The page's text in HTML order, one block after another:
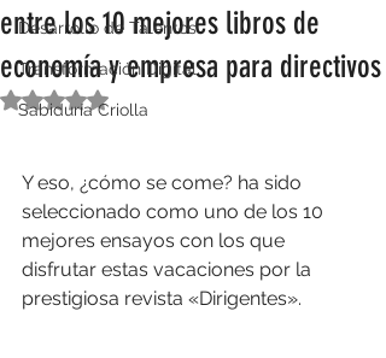
Desarrollo de Talentos
Transformación Digital
Sabiduría Criolla
entre los 10 mejores libros de
economía y empresa para directivos
Obtuvo NaN de 5 estrellas.
Y eso, ¿cómo se come? ha sido
seleccionado como uno de los 10
mejores ensayos con los que
disfrutar estas vacaciones por la
prestigiosa revista «Dirigentes».